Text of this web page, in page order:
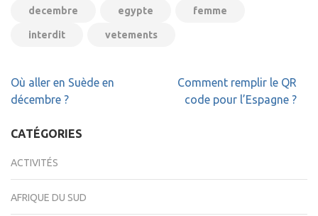
decembre egypte femme
interdit vetements
Navigation
de
Où aller en Suède en
décembre ?
Comment remplir le QR
code pour l’Espagne ?
CATÉGORIES
ACTIVITÉS
AFRIQUE DU SUD